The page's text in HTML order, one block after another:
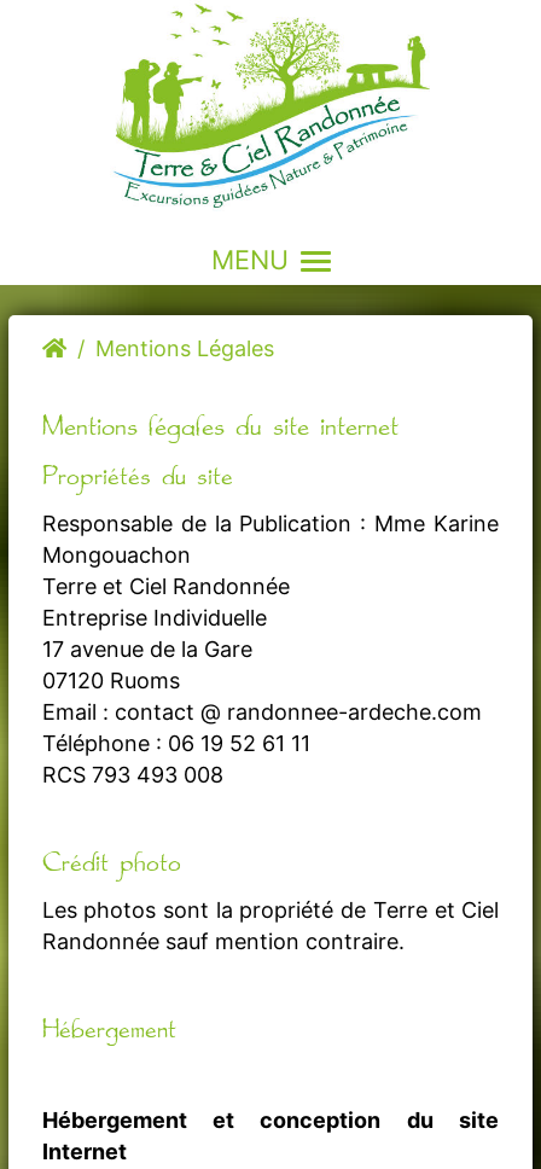
MENU
Mentions Légales
Mentions légales du site internet
Propriétés du site
Responsable de la Publication : Mme Karine
Mongouachon
Terre et Ciel Randonnée
Entreprise Individuelle
17 avenue de la Gare
07120 Ruoms
Email : contact @ randonnee-ardeche.com
Téléphone : 06 19 52 61 11
RCS 793 493 008
Crédit photo
Les photos sont la propriété de Terre et Ciel
Randonnée sauf mention contraire.
Hébergement
Hébergement et conception du site
Internet